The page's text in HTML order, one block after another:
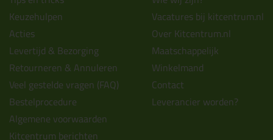
Keuzehulpen
Acties
Levertijd & Bezorging
Retourneren & Annuleren
Veel gestelde vragen (FAQ)
Bestelprocedure
Algemene voorwaarden
Kitcentrum berichten
Vacatures bij kitcentrum.nl
Over Kitcentrum.nl
Maatschappelijk
Winkelmand
Contact
Leverancier worden?